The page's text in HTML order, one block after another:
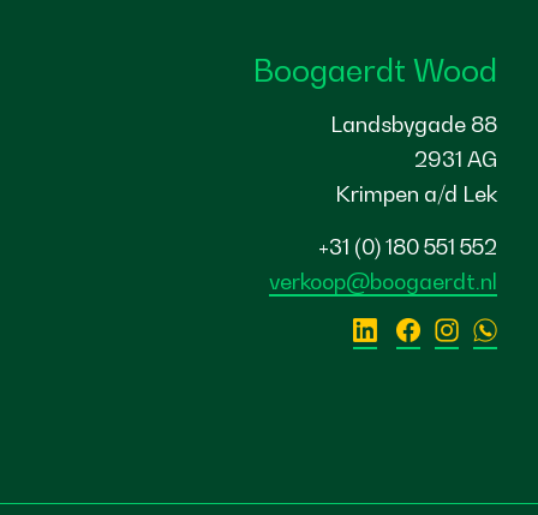
Boogaerdt Wood
Landsbygade 88
2931 AG
Krimpen a/d Lek
+31 (0) 180 551 552
verkoop@boogaerdt.nl